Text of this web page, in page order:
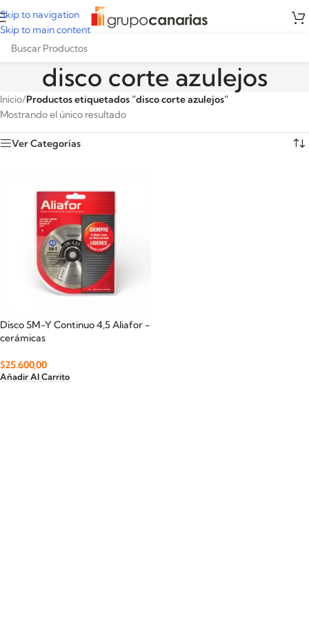
Skip to navigation
Skip to main content
disco corte azulejos
Inicio/Productos etiquetados “disco corte azulejos”
Mostrando el único resultado
Ver Categorías
Disco SM-Y Continuo 4,5 Aliafor -
cerámicas
$25.600,00
Añadir Al Carrito